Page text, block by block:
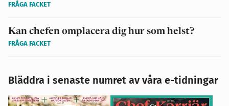
FRÅGA FACKET
Kan chefen omplacera dig hur som helst?
FRÅGA FACKET
Bläddra i senaste numret av våra e-tidningar